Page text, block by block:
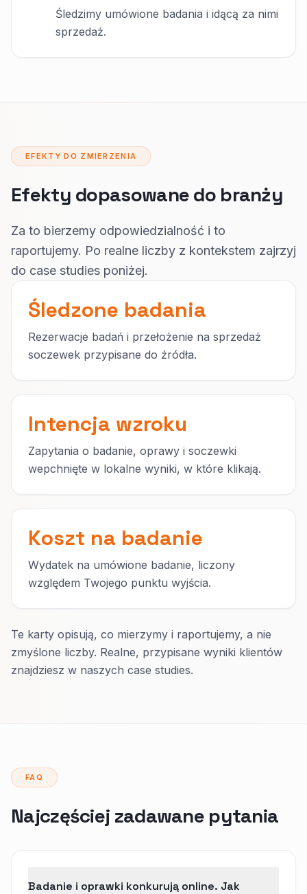
Śledzimy umówione badania i idącą za nimi
sprzedaż.
EFEKTY DO ZMIERZENIA
Efekty dopasowane do branży
Za to bierzemy odpowiedzialność i to
raportujemy. Po realne liczby z kontekstem zajrzyj
do case studies poniżej.
Śledzone badania
Rezerwacje badań i przełożenie na sprzedaż
soczewek przypisane do źródła.
Intencja wzroku
Zapytania o badanie, oprawy i soczewki
wepchnięte w lokalne wyniki, w które klikają.
Koszt na badanie
Wydatek na umówione badanie, liczony
względem Twojego punktu wyjścia.
Te karty opisują, co mierzymy i raportujemy, a nie
zmyślone liczby. Realne, przypisane wyniki klientów
znajdziesz w naszych case studies.
FAQ
Najczęściej zadawane pytania
Badanie i oprawki konkurują online. Jak